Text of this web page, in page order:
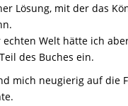
Lösung, mit der das
Welt hätte ich
des Buches ein.
mich neugierig auf die